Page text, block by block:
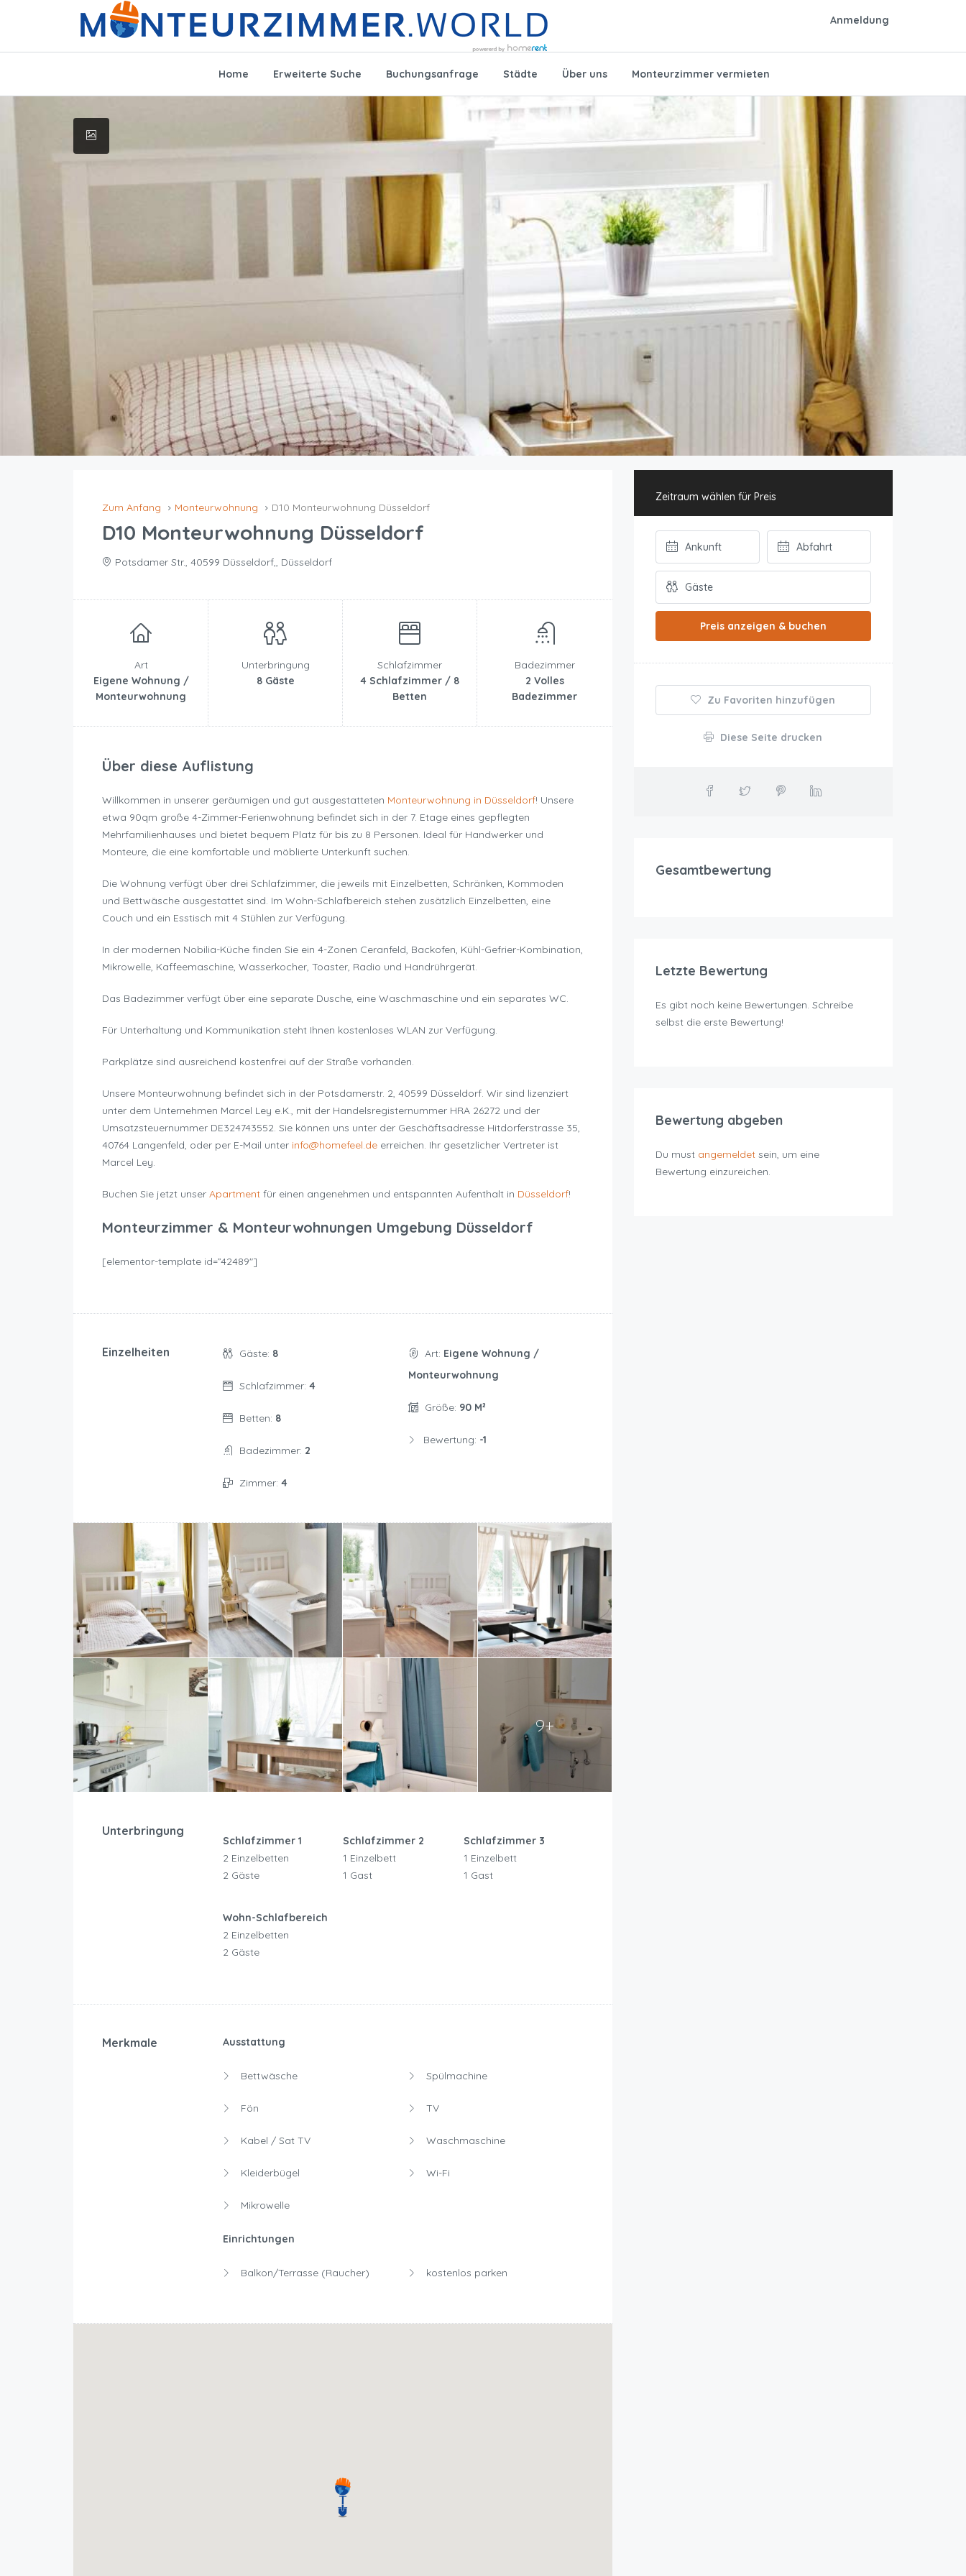
Anmeldung
Home Erweiterte Suche Buchungsanfrage Städte Über uns Monteurzimmer vermieten
Zum Anfang Monteurwohnung D10 Monteurwohnung Düsseldorf
D10 Monteurwohnung Düsseldorf
Potsdamer Str., 40599 Düsseldorf,, Düsseldorf
Art
Eigene Wohnung /
Monteurwohnung
Unterbringung
8 Gäste
Schlafzimmer
4 Schlafzimmer / 8
Betten
Badezimmer
2 Volles
Badezimmer
Über diese Auflistung
Willkommen in unserer geräumigen und gut ausgestatteten Monteurwohnung in Düsseldorf! Unsere
etwa 90qm große 4-Zimmer-Ferienwohnung befindet sich in der 7. Etage eines gepflegten
Mehrfamilienhauses und bietet bequem Platz für bis zu 8 Personen. Ideal für Handwerker und
Monteure, die eine komfortable und möblierte Unterkunft suchen.
Die Wohnung verfügt über drei Schlafzimmer, die jeweils mit Einzelbetten, Schränken, Kommoden
und Bettwäsche ausgestattet sind. Im Wohn-Schlafbereich stehen zusätzlich Einzelbetten, eine
Couch und ein Esstisch mit 4 Stühlen zur Verfügung.
In der modernen Nobilia-Küche finden Sie ein 4-Zonen Ceranfeld, Backofen, Kühl-Gefrier-Kombination,
Mikrowelle, Kaffeemaschine, Wasserkocher, Toaster, Radio und Handrührgerät.
Das Badezimmer verfügt über eine separate Dusche, eine Waschmaschine und ein separates WC.
Für Unterhaltung und Kommunikation steht Ihnen kostenloses WLAN zur Verfügung.
Parkplätze sind ausreichend kostenfrei auf der Straße vorhanden.
Unsere Monteurwohnung befindet sich in der Potsdamerstr. 2, 40599 Düsseldorf. Wir sind lizenziert
unter dem Unternehmen Marcel Ley e.K., mit der Handelsregisternummer HRA 26272 und der
Umsatzsteuernummer DE324743552. Sie können uns unter der Geschäftsadresse Hitdorferstrasse 35,
40764 Langenfeld, oder per E-Mail unter info@homefeel.de erreichen. Ihr gesetzlicher Vertreter ist
Marcel Ley.
Buchen Sie jetzt unser Apartment für einen angenehmen und entspannten Aufenthalt in Düsseldorf!
Monteurzimmer & Monteurwohnungen Umgebung Düsseldorf
[elementor-template id=”42489″]
Einzelheiten Gäste: 8
Schlafzimmer: 4
Betten: 8
Badezimmer: 2
Zimmer: 4
Art: Eigene Wohnung /
Monteurwohnung
Größe: 90 M²
Bewertung: -1
9+
Unterbringung
Schlafzimmer 1
2 Einzelbetten
2 Gäste
Schlafzimmer 2
1 Einzelbett
1 Gast
Schlafzimmer 3
1 Einzelbett
1 Gast
Wohn-Schlafbereich
2 Einzelbetten
2 Gäste
Merkmale Ausstattung
Bettwäsche
Fön
Kabel / Sat TV
Kleiderbügel
Mikrowelle
Spülmachine
TV
Waschmaschine
Wi-Fi
Einrichtungen
Balkon/Terrasse (Raucher) kostenlos parken
Zeitraum wählen für Preis
Preis anzeigen & buchen
Zu Favoriten hinzufügen
Diese Seite drucken
Gesamtbewertung
Letzte Bewertung
Es gibt noch keine Bewertungen. Schreibe
selbst die erste Bewertung!
Bewertung abgeben
Du must angemeldet sein, um eine
Bewertung einzureichen.